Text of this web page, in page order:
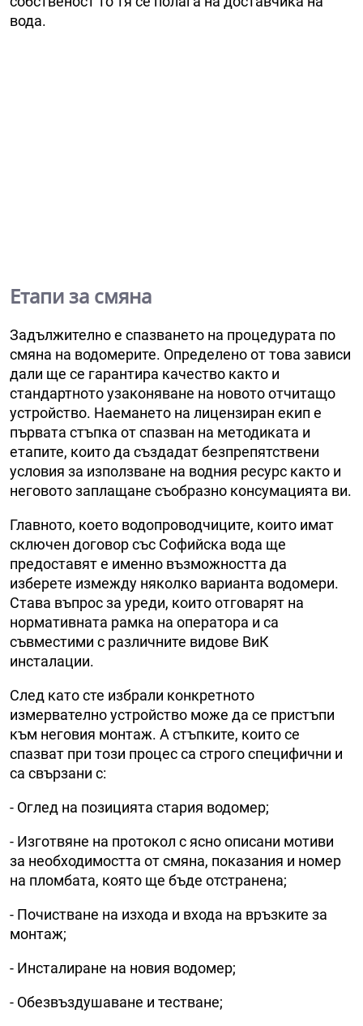
вода.
Етапи за смяна
Задължително е спазването на процедурата по
смяна на водомерите. Определено от това зависи
дали ще се гарантира качество както и
стандартното узаконяване на новото отчитащо
устройство. Наемането на лицензиран екип е
първата стъпка от спазван на методиката и
етапите, които да създадат безпрепятствени
условия за използване на водния ресурс както и
неговото заплащане съобразно консумацията ви.
Главното, което водопроводчиците, които имат
сключен договор със Софийска вода ще
предоставят е именно възможността да
изберете измежду няколко варианта водомери.
Става въпрос за уреди, които отговарят на
нормативната рамка на оператора и са
съвместими с различните видове ВиК
инсталации.
След като сте избрали конкретното
измервателно устройство може да се пристъпи
към неговия монтаж. А стъпките, които се
спазват при този процес са строго специфични и
са свързани с:
- Оглед на позицията стария водомер;
- Изготвяне на протокол с ясно описани мотиви
за необходимостта от смяна, показания и номер
на пломбата, която ще бъде отстранена;
- Почистване на изхода и входа на връзките за
монтаж;
- Инсталиране на новия водомер;
- Обезвъздушаване и тестване;